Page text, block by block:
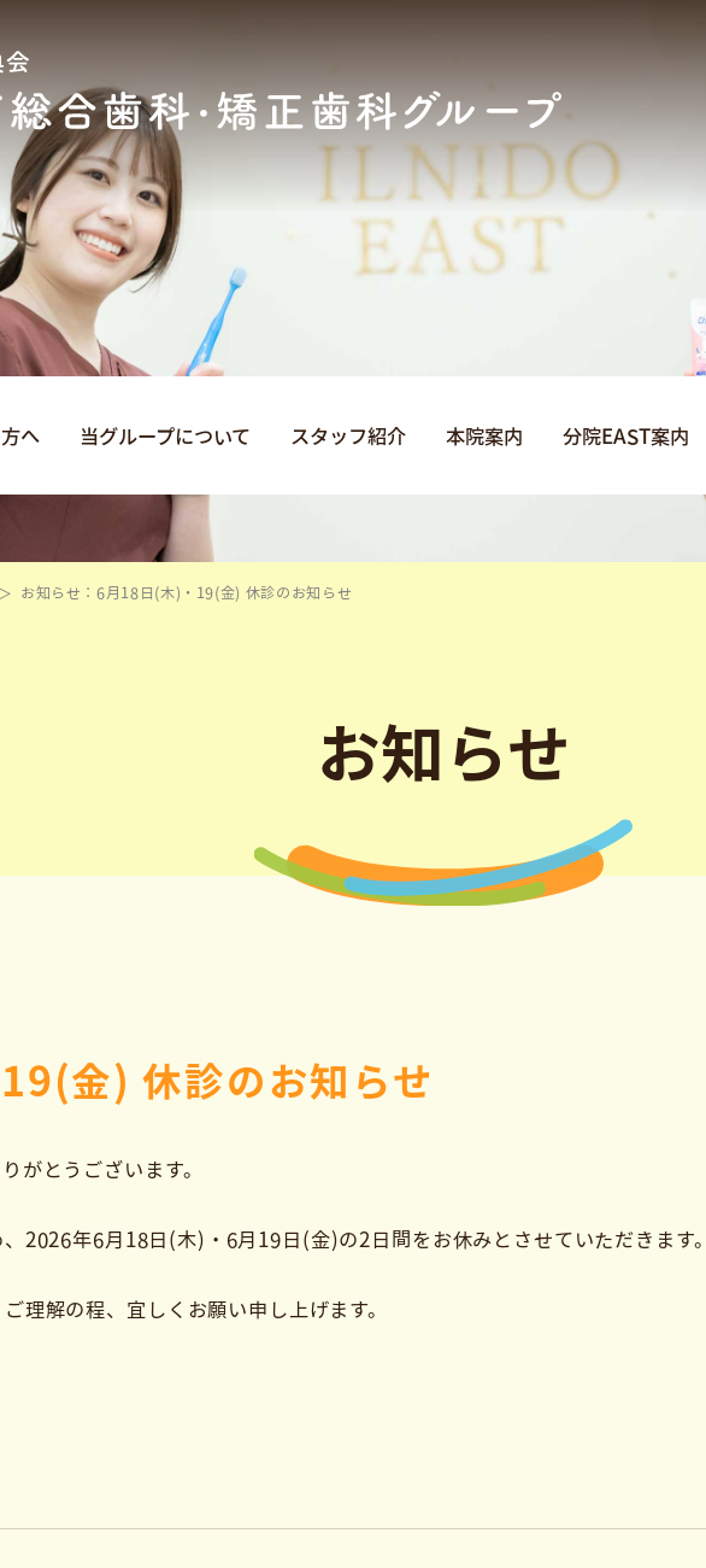
へ 当グループについて スタッフ紹介 本院案内 分院EAST案内
お知らせ：6月18日(木)・19(金) 休診のお知らせ
お知らせ
金) 休診のお知らせ
がとうございます。
2026年6月18日(木)・6月19日(金)の2日間をお休みとさせていただきます。
理解の程、宜しくお願い申し上げます。